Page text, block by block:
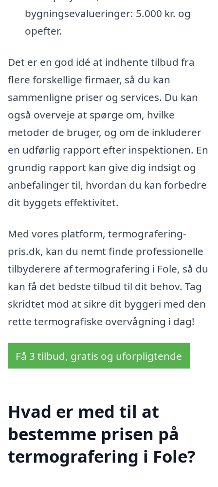
bygningsevalueringer: 5.000 kr. og
opefter.
Det er en god idé at indhente tilbud fra
flere forskellige firmaer, så du kan
sammenligne priser og services. Du kan
også overveje at spørge om, hvilke
metoder de bruger, og om de inkluderer
en udførlig rapport efter inspektionen. En
grundig rapport kan give dig indsigt og
anbefalinger til, hvordan du kan forbedre
dit byggets effektivitet.
Med vores platform, termografering-
pris.dk, kan du nemt finde professionelle
tilbyderere af termografering i Fole, så du
kan få det bedste tilbud til dit behov. Tag
skridtet mod at sikre dit byggeri med den
rette termografiske overvågning i dag!
Få 3 tilbud, gratis og uforpligtende
Hvad er med til at
bestemme prisen på
termografering i Fole?